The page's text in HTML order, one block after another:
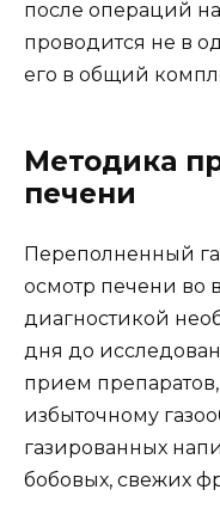
после операций
проводится не в
его в общий
Методика
печени
Переполненный
осмотр печени во
диагностикой
дня до
прием
избыточному
газированных
бобовых, свежих